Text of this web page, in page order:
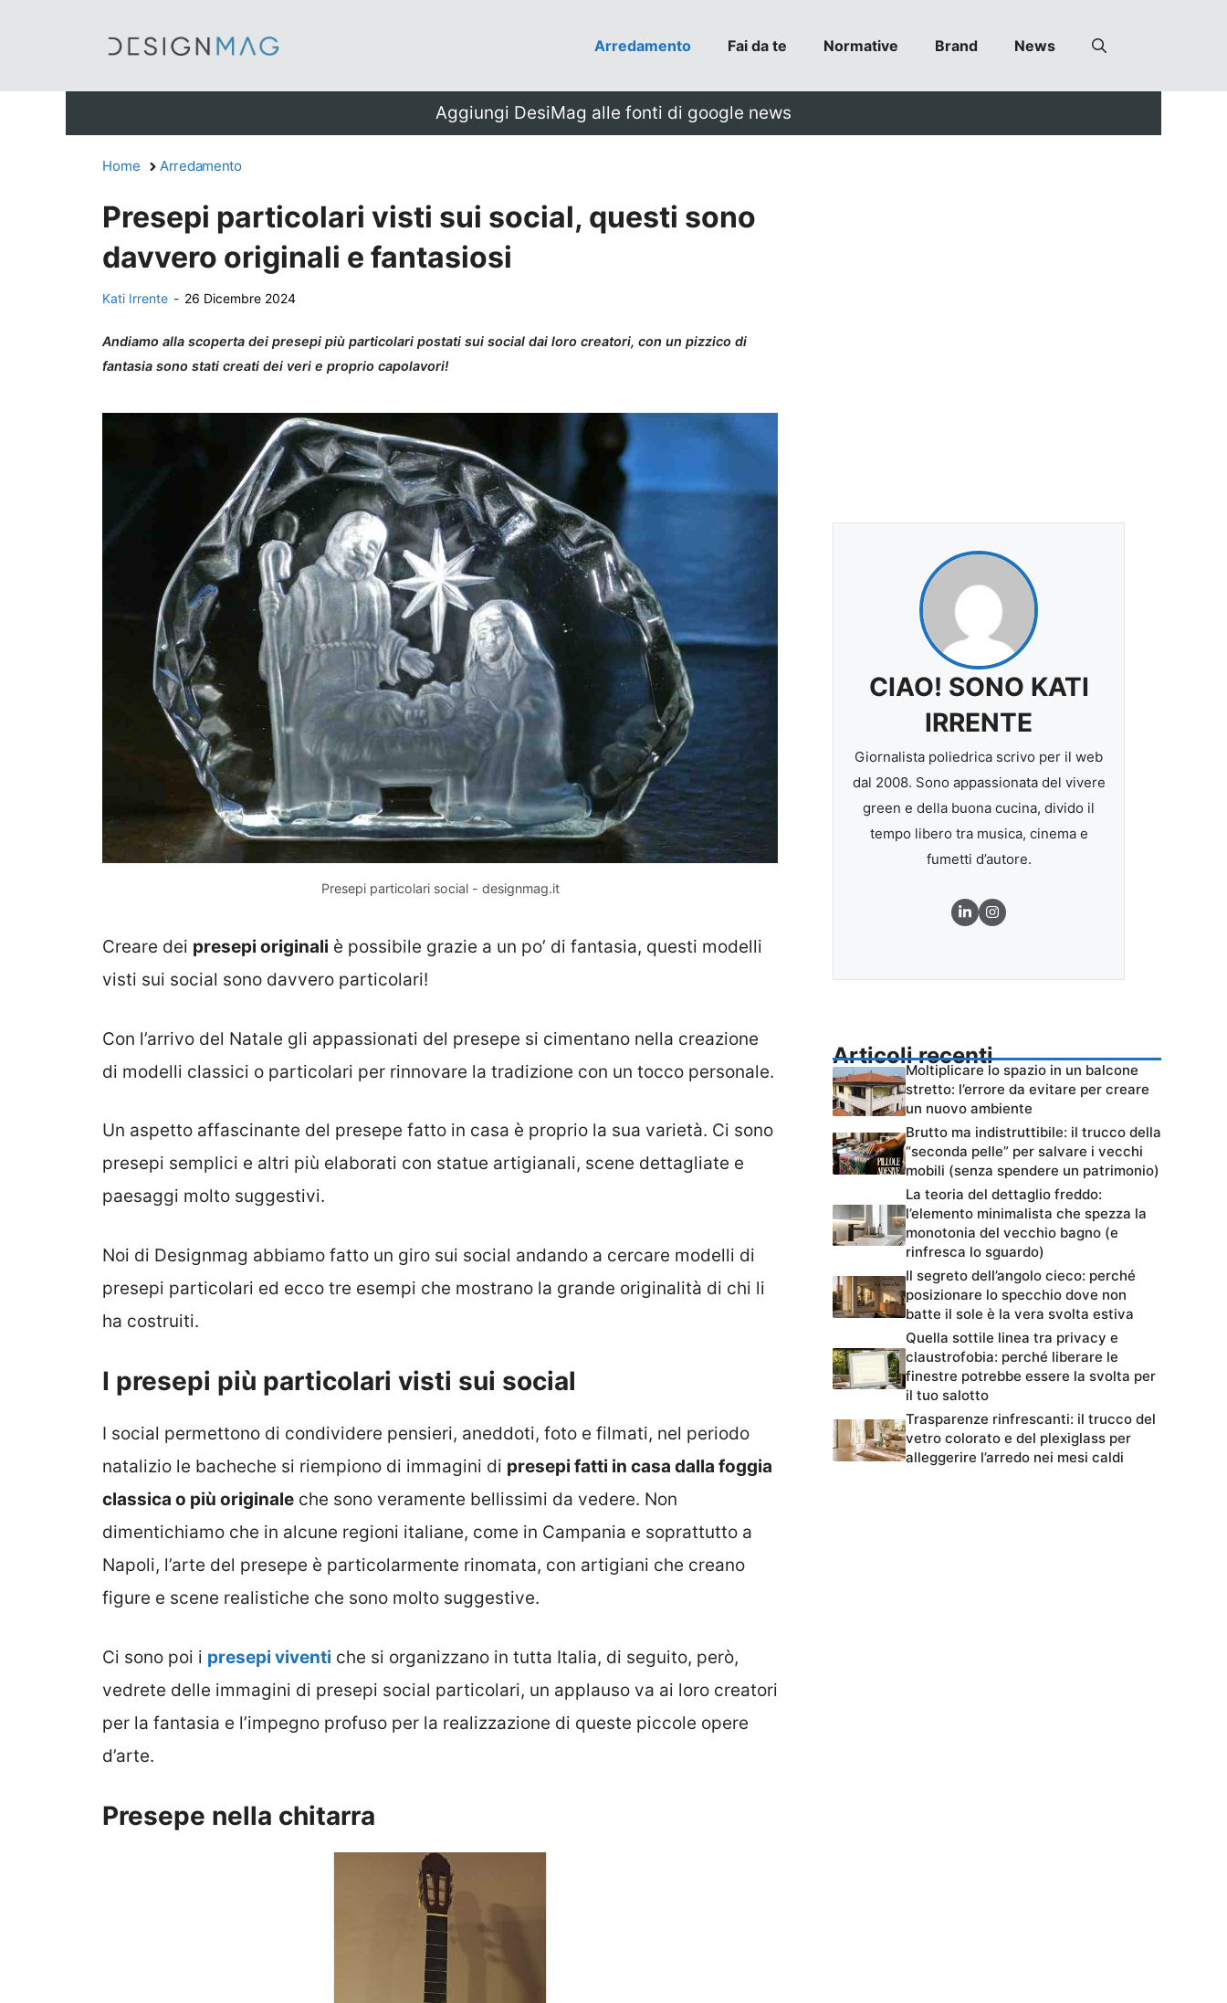
Arredamento Fai da te Normative Brand News
Aggiungi DesiMag alle fonti di google news
Home Arredamento
Presepi particolari visti sui social, questi sono
davvero originali e fantasiosi
Kati Irrente - 26 Dicembre 2024
Andiamo alla scoperta dei presepi più particolari postati sui social dai loro creatori, con un pizzico di
fantasia sono stati creati dei veri e proprio capolavori!
Presepi particolari social - designmag.it
Creare dei presepi originali è possibile grazie a un po’ di fantasia, questi modelli
visti sui social sono davvero particolari!
Con l’arrivo del Natale gli appassionati del presepe si cimentano nella creazione
di modelli classici o particolari per rinnovare la tradizione con un tocco personale.
Un aspetto affascinante del presepe fatto in casa è proprio la sua varietà. Ci sono
presepi semplici e altri più elaborati con statue artigianali, scene dettagliate e
paesaggi molto suggestivi.
Noi di Designmag abbiamo fatto un giro sui social andando a cercare modelli di
presepi particolari ed ecco tre esempi che mostrano la grande originalità di chi li
ha costruiti.
I presepi più particolari visti sui social
I social permettono di condividere pensieri, aneddoti, foto e filmati, nel periodo
natalizio le bacheche si riempiono di immagini di presepi fatti in casa dalla foggia
classica o più originale che sono veramente bellissimi da vedere. Non
dimentichiamo che in alcune regioni italiane, come in Campania e soprattutto a
Napoli, l’arte del presepe è particolarmente rinomata, con artigiani che creano
figure e scene realistiche che sono molto suggestive.
Ci sono poi i presepi viventi che si organizzano in tutta Italia, di seguito, però,
vedrete delle immagini di presepi social particolari, un applauso va ai loro creatori
per la fantasia e l’impegno profuso per la realizzazione di queste piccole opere
d’arte.
Presepe nella chitarra
CIAO! SONO KATI
IRRENTE
Giornalista poliedrica scrivo per il web
dal 2008. Sono appassionata del vivere
green e della buona cucina, divido il
tempo libero tra musica, cinema e
fumetti d’autore.
Articoli recenti
Moltiplicare lo spazio in un balcone
stretto: l’errore da evitare per creare
un nuovo ambiente
Brutto ma indistruttibile: il trucco della
“seconda pelle” per salvare i vecchi
mobili (senza spendere un patrimonio)
La teoria del dettaglio freddo:
l’elemento minimalista che spezza la
monotonia del vecchio bagno (e
rinfresca lo sguardo)
Il segreto dell’angolo cieco: perché
posizionare lo specchio dove non
batte il sole è la vera svolta estiva
Quella sottile linea tra privacy e
claustrofobia: perché liberare le
finestre potrebbe essere la svolta per
il tuo salotto
Trasparenze rinfrescanti: il trucco del
vetro colorato e del plexiglass per
alleggerire l’arredo nei mesi caldi